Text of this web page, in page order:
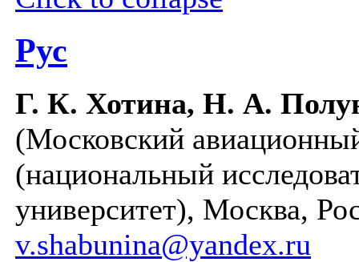
Рус
Г. К. Хотина, Н. А.
(Московский
(национальный
университет), Москва,
v.shabunina@yandex.ru